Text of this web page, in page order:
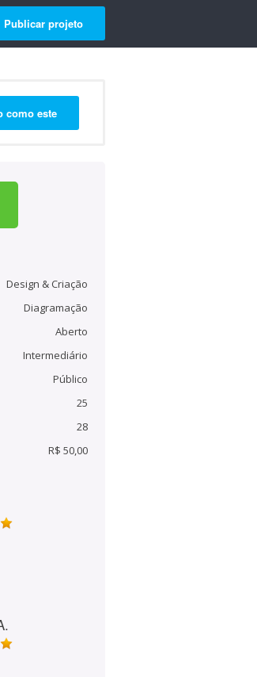
Publicar projeto
como este
Design & Criação
Diagramação
Aberto
Intermediário
Público
25
28
R$ 50,00